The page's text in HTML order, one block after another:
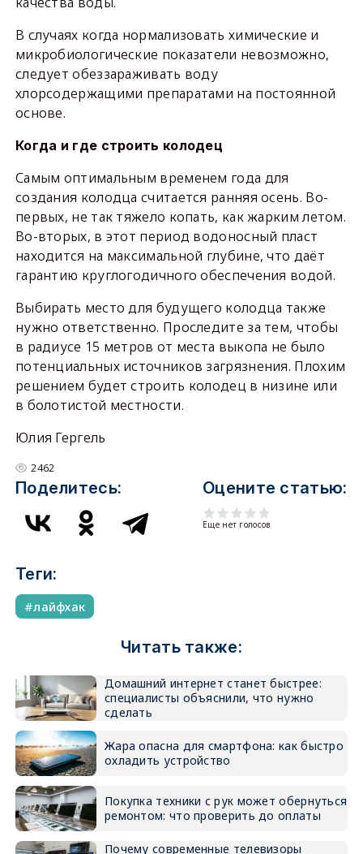
В случаях когда нормализовать химические и
микробиологические показатели невозможно,
следует обеззараживать воду
хлорсодержащими препаратами на постоянной
основе.
Когда и где строить колодец
Самым оптимальным временем года для
создания колодца считается ранняя осень. Во-
первых, не так тяжело копать, как жарким летом.
Во-вторых, в этот период водоносный пласт
находится на максимальной глубине, что даёт
гарантию круглогодичного обеспечения водой.
Выбирать место для будущего колодца также
нужно ответственно. Проследите за тем, чтобы
в радиусе 15 метров от места выкопа не было
потенциальных источников загрязнения. Плохим
решением будет строить колодец в низине или
в болотистой местности.
Юлия Гергель
2462
Поделитесь: Оцените статью:
Еще нет голосов
Теги:
лайфхак
Читать также:
Домашний интернет станет быстрее:
специалисты объяснили, что нужно
сделать
Жара опасна для смартфона: как быстро
охладить устройство
Покупка техники с рук может обернуться
ремонтом: что проверить до оплаты
Почему современные телевизоры